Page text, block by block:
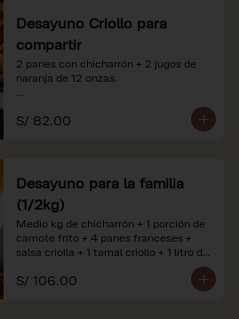
Desayuno Criollo para
compartir
2 panes con chicharrón + 2 jugos de
naranja de 12 onzas.
*Nuestros precios están expresados en
soles e incluyen impuestos de ley y
S/ 82.00
Desayuno para la familia
(1/2kg)
Medio kg de chicharrón + 1 porción de
camote frito + 4 panes franceses +
salsa criolla + 1 tamal criollo + 1 litro de
*Nuestros precios están expresados en
S/ 106.00